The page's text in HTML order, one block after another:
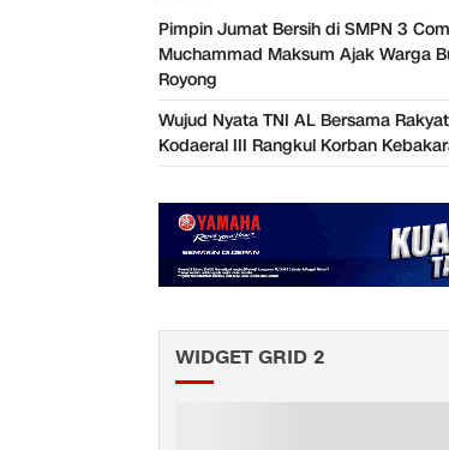
Pimpin Jumat Bersih di SMPN 3
Muchammad Maksum Ajak Warga
Royong
Wujud Nyata TNI AL Bersama
Kodaeral III Rangkul Korban
WIDGET GRID 2